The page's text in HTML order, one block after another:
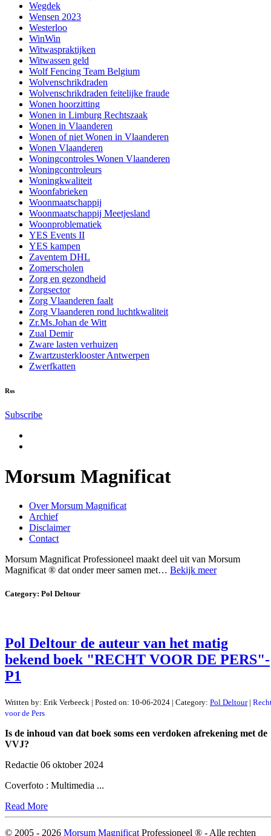
Wegdek
Wensen 2023
Westerloo
WinWin
Witwaspraktijken
Witwassen geld
Wolf Fencing Team Belgium
Wolvenschrikdraden
Wolvenschrikdraden feitelijke fraude
Wonen hoorzitting
Wonen in Limburg Rechtszaak
Wonen in Vlaanderen
Wonen of niet Wonen in Vlaanderen
Wonen Vlaanderen
Woningcontroles Wonen Vlaanderen
Woningcontroleurs
Woningkwaliteit
Woonfabrieken
Woonmaatschappij
Woonmaatschappij Meetjesland
Woonproblematiek
YES Events II
YES kampen
Zaventem DHL
Zomerscholen
Zorg en gezondheid
Zorgsector
Zorg Vlaanderen faalt
Zorg Vlaanderen rond luchtkwaliteit
Zr.Ms.Johan de Witt
Zual Demir
Zware lasten verhuizen
Zwartzusterklooster Antwerpen
Zwerfkatten
Rss
Subscribe
Morsum Magnificat
Over Morsum Magnificat
Archief
Disclaimer
Contact
Morsum Magnificat Professioneel maakt deel uit van Morsum
Magnificat ® dat onder meer samen met… Bekijk meer
Category: Pol Deltour
Pol Deltour de auteur van het matig
bekend boek "RECHT VOOR DE PERS"-
P1
Written by: Erik Verbeeck | Posted on: 10-06-2024 | Category: Pol Deltour|
voor de Pers
Is de inhoud van dat boek soms een verdoken afrekening met de
VVJ?
Redactie 06 oktober 2024
Coverfoto : Multimedia ...
Read More
© 2005 - 2026 Morsum Magnificat Professioneel ® - Alle rechten